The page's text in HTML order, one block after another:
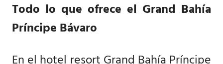
Todo lo que ofrece el Grand Bahía
Príncipe Bávaro